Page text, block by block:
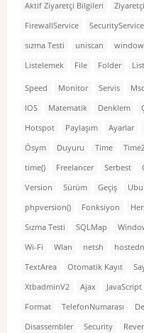
Aktif Ziyaretçi Bilgileri
FirewallService
SecurityService
sızma Testi
uniscan
Listelemek
File Folder List
Speed Monitor Servis
IOS
Matematik Denklem
Hotspot
Paylaşım Ayarlar
Ösym
Duyuru Time
time()
Freelancer Serbest
Version
Sürüm Geçiş
phpversion()
Fonksiyon
Sızma Testi
SQLMap
Wi-Fi
Wlan netsh
TextArea
Otomatik Kayıt
XtbadminV2
Ajax JavaScript
Format
TelefonNumarası
Disassembler
Security